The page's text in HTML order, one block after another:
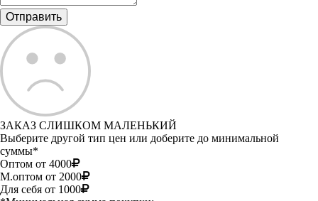
ЗАКАЗ СЛИШКОМ МАЛЕНЬКИЙ
Выберите другой тип цен или доберите до минимальной
суммы*
Оптом от 4000
М.оптом от 2000
Для себя от 1000